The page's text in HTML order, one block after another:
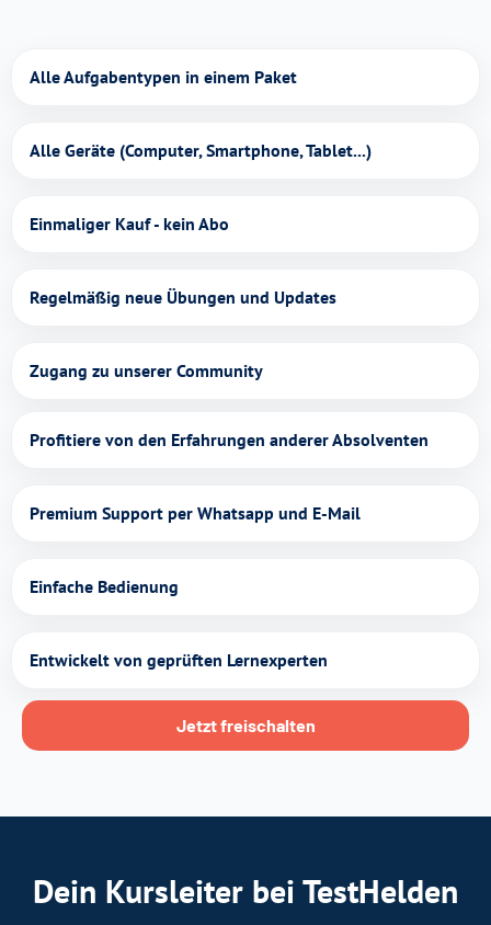
Alle Aufgabentypen in einem Paket
Alle Geräte (Computer, Smartphone, Tablet...)
Einmaliger Kauf - kein Abo
Regelmäßig neue Übungen und Updates
Zugang zu unserer Community
Profitiere von den Erfahrungen anderer Absolventen
Premium Support per Whatsapp und E-Mail
Einfache Bedienung
Entwickelt von geprüften Lernexperten
Jetzt freischalten
Dein Kursleiter bei TestHelden